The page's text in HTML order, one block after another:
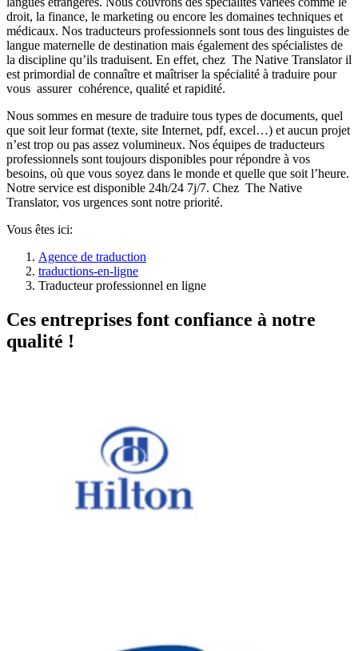
droit, la finance, le marketing ou encore les domaines techniques et
médicaux. Nos traducteurs professionnels sont tous des linguistes de
langue maternelle de destination mais également des spécialistes de
la discipline qu’ils traduisent. En effet, chez The Native Translator il
est primordial de connaître et maîtriser la spécialité à traduire pour
vous assurer cohérence, qualité et rapidité.
Nous sommes en mesure de traduire tous types de documents, quel
que soit leur format (texte, site Internet, pdf, excel…) et aucun projet
n’est trop ou pas assez volumineux. Nos équipes de traducteurs
professionnels sont toujours disponibles pour répondre à vos
besoins, où que vous soyez dans le monde et quelle que soit l’heure.
Notre service est disponible 24h/24 7j/7. Chez The Native
Translator, vos urgences sont notre priorité.
Vous êtes ici:
Agence de traduction
traductions-en-ligne
Traducteur professionnel en ligne
Ces entreprises font confiance à notre
qualité !